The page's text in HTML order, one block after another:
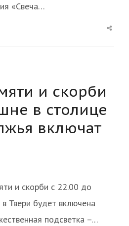
«Свеча…
post
и скорби
в столице
включат
и скорби с 22.00 до
Твери будет включена
подсветка –…